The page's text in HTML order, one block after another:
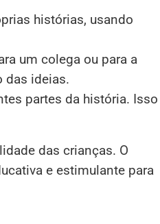
histórias, usando
um colega ou para a
das ideias.
partes da história. Isso
das crianças. O
e estimulante para